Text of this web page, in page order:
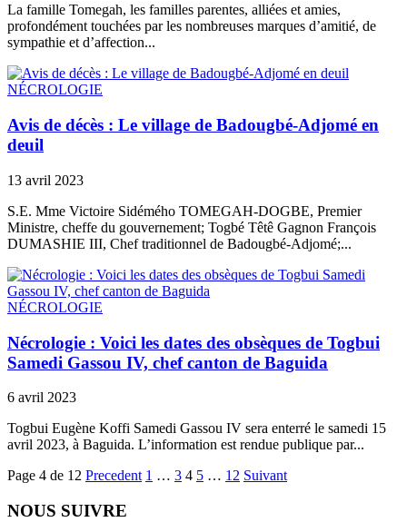
La famille Tomegah, les familles parentes, alliées et amies,
profondément touchées par les nombreuses marques d’amitié, de
sympathie et d’affection...
NÉCROLOGIE
Avis de décès : Le village de Badougbé-Adjomé en
deuil
13 avril 2023
S.E. Mme Victoire Sidémého TOMEGAH-DOGBE, Premier
Ministre, cheffe du gouvernement; Togbé Têtê Gagnon François
DUMASHIE III, Chef traditionnel de Badougbé-Adjomé;...
NÉCROLOGIE
Nécrologie : Voici les dates des obsèques de Togbui
Samedi Gassou IV, chef canton de Baguida
6 avril 2023
Togbui Eugène Koffi Samedi Gassou IV sera enterré le samedi 15
avril 2023, à Baguida. L’information est rendue publique par...
Page 4 de 12 Precedent 1 … 3 4 5 … 12 Suivant
NOUS SUIVRE